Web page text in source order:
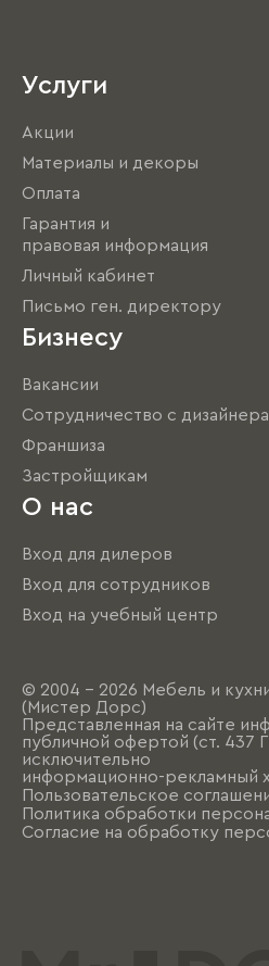
Услуги
Акции
Материалы и декоры
Оплата
Гарантия и
правовая информация
Личный кабинет
Письмо ген. директору
Бизнесу
Вакансии
Сотрудничество с
Франшиза
Застройщикам
О нас
Вход для дилеров
Вход для сотрудников
Вход на учебный центр
© 2004 - 2026 Мебель и кухни
(Мистер Дорс)
Представленная на сайте
публичной офертой (ст. 437
исключительно
информационно-рекламный
Пользовательское
Политика обработки
Согласие на обработку